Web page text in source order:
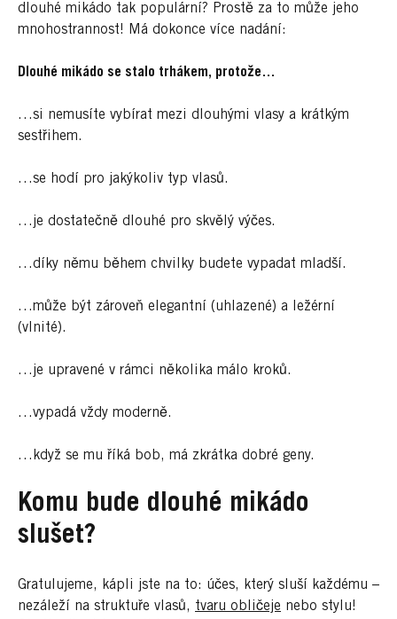
dlouhé mikádo tak populární? Prostě za to může jeho
mnohostrannost! Má dokonce více nadání:
Dlouhé mikádo se stalo trhákem, protože…
…si nemusíte vybírat mezi dlouhými vlasy a krátkým
sestřihem.
…se hodí pro jakýkoliv typ vlasů.
…je dostatečně dlouhé pro skvělý výčes.
…díky němu během chvilky budete vypadat mladší.
…může být zároveň elegantní (uhlazené) a ležérní
(vlnité).
…je upravené v rámci několika málo kroků.
…vypadá vždy moderně.
…když se mu říká bob, má zkrátka dobré geny.
Komu bude dlouhé mikádo
slušet?
Gratulujeme, kápli jste na to: účes, který sluší každému –
nezáleží na struktuře vlasů, tvaru obličeje nebo stylu!